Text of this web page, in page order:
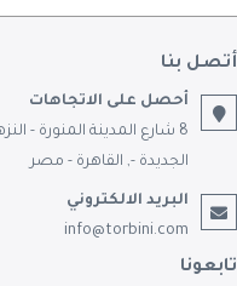
أتصل بنا
أحصل على الاتجاهات
8 شارع المدينة المنورة -
الجديدة -, القاهرة - مصر
البريد الالكتروني
info@torbini.com
تابعونا